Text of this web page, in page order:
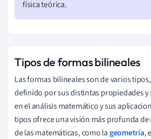
física teórica.
Tipos de formas bilineales
Las formas bilineales son de varios
definido por sus distintas propiedades y
en el análisis matemático y sus
tipos ofrece una visión más profunda
de las matemáticas, como la geometría,